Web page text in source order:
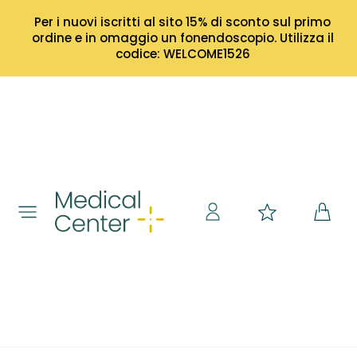
Per i nuovi iscritti al sito 15% di sconto sul primo
ordine e in omaggio un fonendoscopio. Utilizza il
codice: WELCOME1526